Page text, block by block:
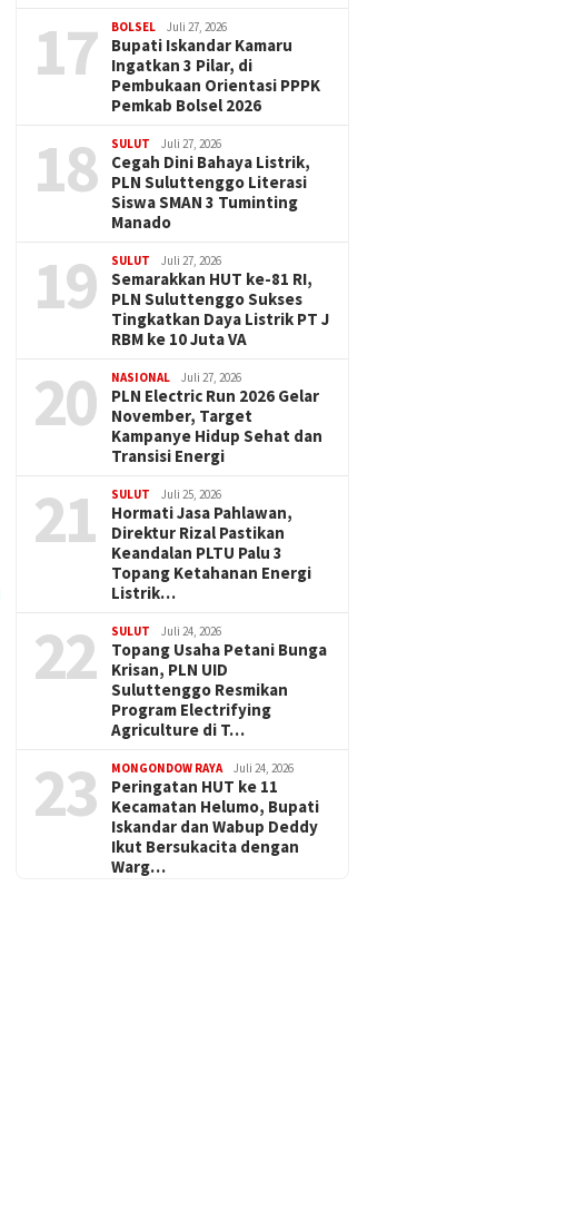
17 BOLSEL Juli 27, 2026
Bupati Iskandar Kamaru
Ingatkan 3 Pilar, di
Pembukaan Orientasi PPPK
Pemkab Bolsel 2026
18 SULUT Juli 27, 2026
Cegah Dini Bahaya Listrik,
PLN Suluttenggo Literasi
Siswa SMAN 3 Tuminting
Manado
19 SULUT Juli 27, 2026
Semarakkan HUT ke-81 RI,
PLN Suluttenggo Sukses
Tingkatkan Daya Listrik PT J
RBM ke 10 Juta VA
20 NASIONAL Juli 27, 2026
PLN Electric Run 2026 Gelar
November, Target
Kampanye Hidup Sehat dan
Transisi Energi
21 SULUT Juli 25, 2026
Hormati Jasa Pahlawan,
Direktur Rizal Pastikan
Keandalan PLTU Palu 3
Topang Ketahanan Energi
Listrik…
22 SULUT Juli 24, 2026
Topang Usaha Petani Bunga
Krisan, PLN UID
Suluttenggo Resmikan
Program Electrifying
Agriculture di T…
23 MONGONDOW RAYA Juli 24, 2026
Peringatan HUT ke 11
Kecamatan Helumo, Bupati
Iskandar dan Wabup Deddy
Ikut Bersukacita dengan
Warg…